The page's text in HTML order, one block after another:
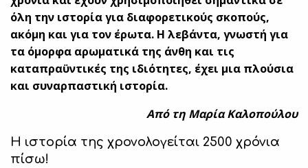
όλη την ιστορία για διαφορετικούς σκοπούς,
ακόμη και για τον έρωτα. Η λεβάντα, γνωστή για
τα όμορφα αρωματικά της άνθη και τις
καταπραϋντικές της ιδιότητες, έχει μια πλούσια
και συναρπαστική ιστορία.
Από τη Μαρία Καλοπούλου
Η ιστορία της χρονολογείται 2500 χρόνια
πίσω!